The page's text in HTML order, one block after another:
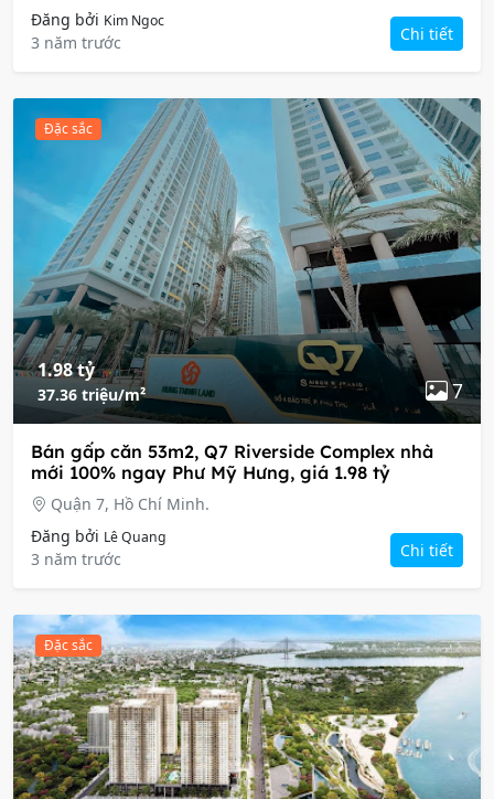
Đăng bởi Kim Ngoc
3 năm trước Chi tiết
Đặc sắc
1.98 tỷ
37.36 triệu/m² 7
Bán gấp căn 53m2, Q7 Riverside Complex nhà
mới 100% ngay Phư Mỹ Hưng, giá 1.98 tỷ
Quận 7, Hồ Chí Minh.
Đăng bởi Lê Quang
3 năm trước Chi tiết
Đặc sắc